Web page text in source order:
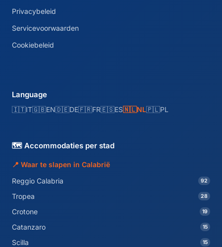
Privacybeleid
Servicevoorwaarden
Cookiebeleid
Language
🇮🇹IT🇬🇧EN🇩🇪DE🇫🇷FR🇪🇸ES🇳🇱NL🇵🇱PL
🗺️ Accommodaties per stad
📍 Waar te slapen in Calabrië
Reggio Calabria
92
Tropea 28
Crotone 19
Catanzaro 15
Scilla 15